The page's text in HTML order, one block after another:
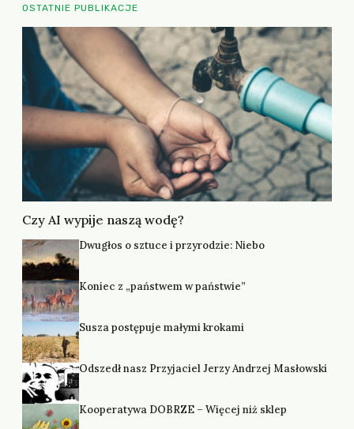
OSTATNIE PUBLIKACJE
Czy AI wypije naszą wodę?
Dwugłos o sztuce i przyrodzie: Niebo
Koniec z „państwem w państwie”
Susza postępuje małymi krokami
Odszedł nasz Przyjaciel Jerzy Andrzej Masłowski
Kooperatywa DOBRZE – Więcej niż sklep